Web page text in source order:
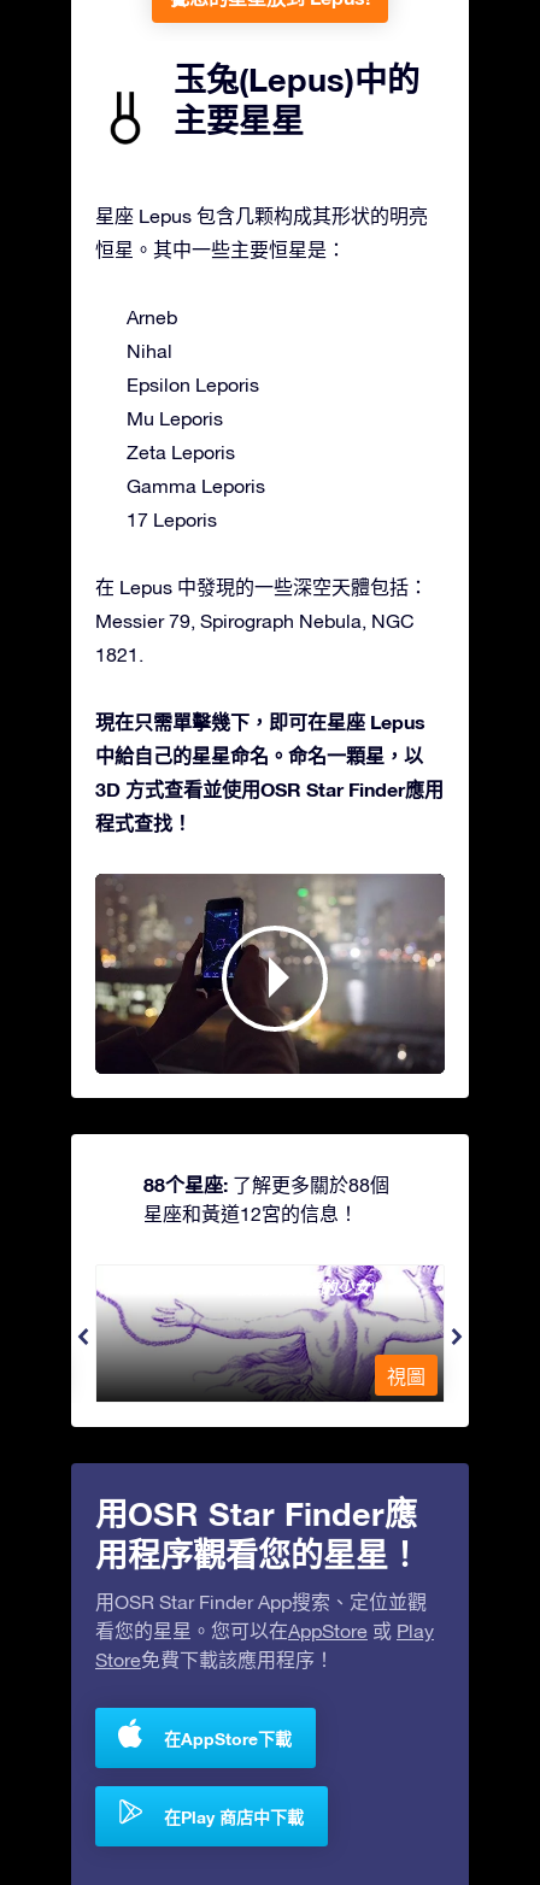
玉兔(Lepus)中的
主要星星
星座 Lepus 包含几颗构成其形状的明亮
恒星。其中一些主要恒星是：
Arneb
Nihal
Epsilon Leporis
Mu Leporis
Zeta Leporis
Gamma Leporis
17 Leporis
在 Lepus 中發現的一些深空天體包括：
Messier 79, Spirograph Nebula, NGC
1821.
現在只需單擊幾下，即可在星座 Lepus
中給自己的星星命名。命名一顆星，以
3D 方式查看並使用OSR Star Finder應用
程式查找！
88个星座: 了解更多關於88個
星座和黃道12宮的信息！
Andromeda - 被鐵鍊鎖著的少女
視圖
用OSR Star Finder應
用程序觀看您的星星！
用OSR Star Finder App搜索、定位並觀
看您的星星。您可以在AppStore 或 Play
Store免費下載該應用程序！
在AppStore下載
在Play 商店中下載